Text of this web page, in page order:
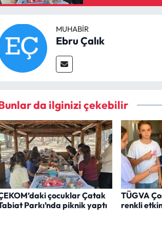
MUHABIR
Ebru Çalık
da ilginizi çekebilir
çocuklar Çatak
Parkı’nda piknik yaptı
TÜGVA
renkli